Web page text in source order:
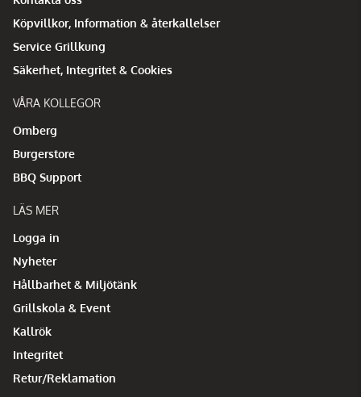
Köpvillkor, Information & återkallelser
Service Grillkung
Säkerhet, Integritet & Cookies
VÅRA KOLLEGOR
Omberg
Burgerstore
BBQ Support
LÄS MER
Logga in
Nyheter
Hållbarhet & Miljötänk
Grillskola & Event
Kallrök
Integritet
Retur/Reklamation